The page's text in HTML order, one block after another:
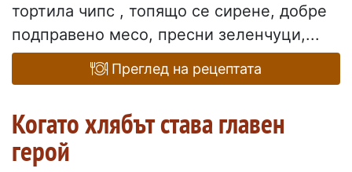
тортила чипс , топящо се сирене, добре
подправено месо, пресни зеленчуци,...
Преглед на рецептата
Когато хлябът става главен
герой